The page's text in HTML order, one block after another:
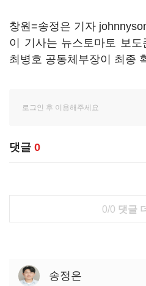
창원=송정은 기자
이 기사는 뉴스토마토 보
최병호 공동체부장이 최종
댓글 0
0/0 댓글
송정은